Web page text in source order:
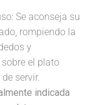
Se aconseja su
rompiendo la
y
el plato
servir.
indicada